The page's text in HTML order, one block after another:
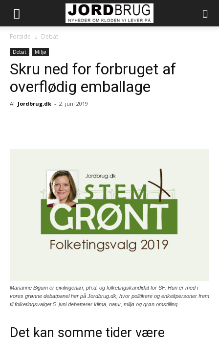
Forside Debat
Debat Miljø
Skru ned for forbruget af
overflødig emballage
Af Jordbrug.dk - 2. juni 2019
Marianne Bigum er civilingeniør, ph.d. og folketingskandidat for SF. Hun er med i
vores grønne debatpanel her på Jordbrug.dk, hvor politikere og enkeltpersoner frem
til folketingsvalget 5. juni debatterer klima, natur, miljø og grøn omstilling.
Det kan somme tider være